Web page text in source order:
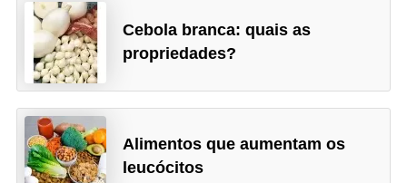
Cebola branca: quais as
propriedades?
Alimentos que aumentam os
leucócitos